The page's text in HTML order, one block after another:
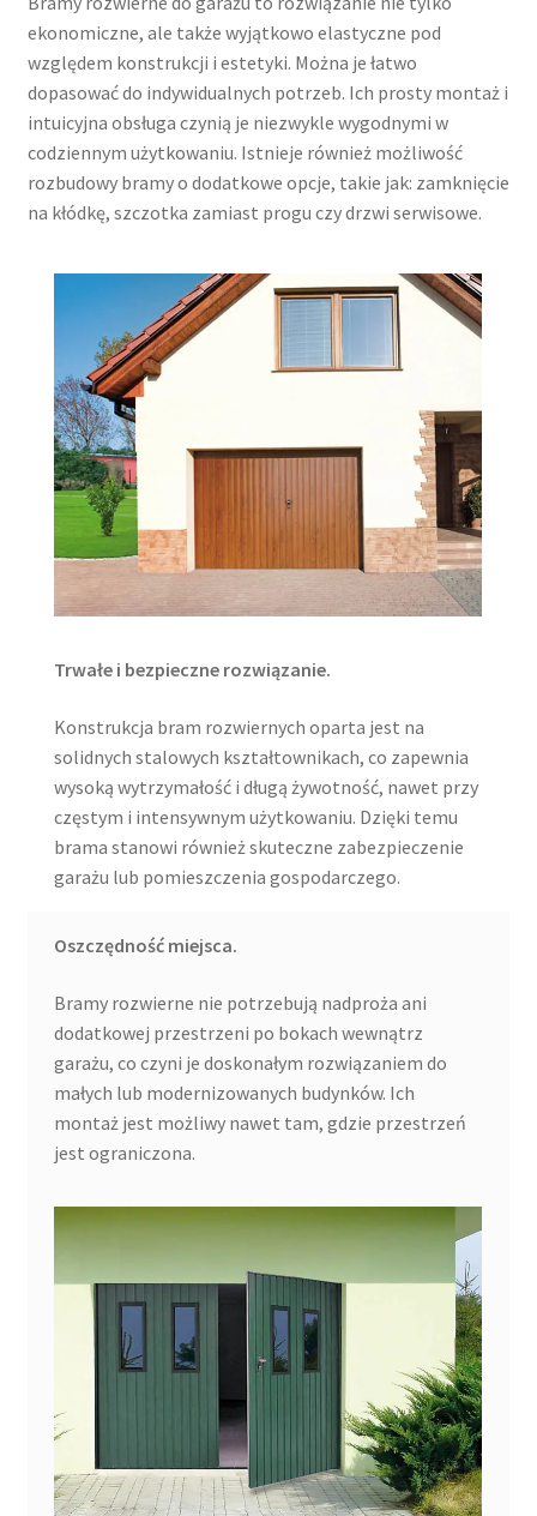
ekonomiczne, ale także wyjątkowo elastyczne pod
względem konstrukcji i estetyki. Można je łatwo
dopasować do indywidualnych potrzeb. Ich prosty montaż i
intuicyjna obsługa czynią je niezwykle wygodnymi w
codziennym użytkowaniu. Istnieje również możliwość
rozbudowy bramy o dodatkowe opcje, takie jak: zamknięcie
na kłódkę, szczotka zamiast progu czy drzwi serwisowe.
Trwałe i bezpieczne rozwiązanie.
Konstrukcja bram rozwiernych oparta jest na
solidnych stalowych kształtownikach, co zapewnia
wysoką wytrzymałość i długą żywotność, nawet przy
częstym i intensywnym użytkowaniu. Dzięki temu
brama stanowi również skuteczne zabezpieczenie
garażu lub pomieszczenia gospodarczego.
Oszczędność miejsca.
Bramy rozwierne nie potrzebują nadproża ani
dodatkowej przestrzeni po bokach wewnątrz
garażu, co czyni je doskonałym rozwiązaniem do
małych lub modernizowanych budynków. Ich
montaż jest możliwy nawet tam, gdzie przestrzeń
jest ograniczona.